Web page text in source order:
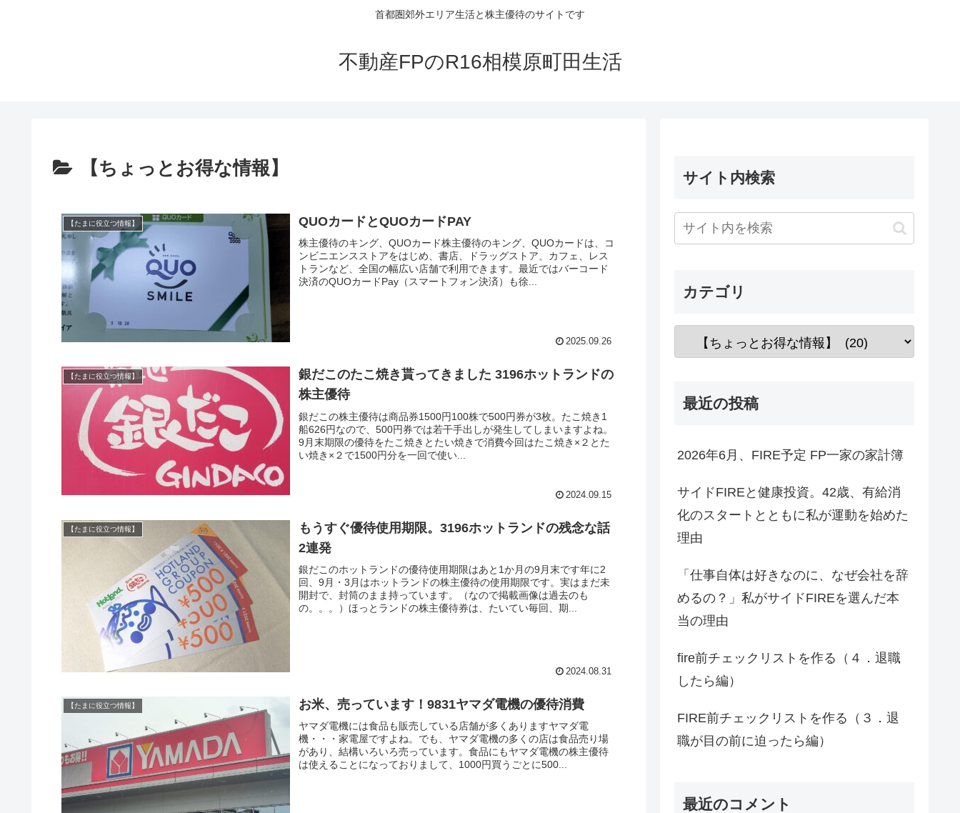
首都圏郊外エリア生活と株主優待のサイトです
不動産FPのR16相模原町田生活
【ちょっとお得な情報】
【たまに役立つ情報】 QUOカードとQUOカードPAY
株主優待のキング、QUOカード株主優待のキング、QUOカードは、コ
ンビニエンスストアをはじめ、書店、ドラッグストア、カフェ、レス
トランなど、全国の幅広い店舗で利用できます。最近ではバーコード
決済のQUOカードPay（スマートフォン決済）も徐...
2025.09.26
【たまに役立つ情報】
銀だこのたこ焼き貰ってきました 3196ホットランドの
株主優待
銀だこの株主優待は商品券1500円100株で500円券が3枚。たこ焼き1
船626円なので、500円券では若干手出しが発生してしまいますよね。
9月末期限の優待をたこ焼きとたい焼きで消費今回はたこ焼き×２とた
い焼き×２で1500円分を一回で使い...
2024.09.15
【たまに役立つ情報】
もうすぐ優待使用期限。3196ホットランドの残念な話
2連発
銀だこのホットランドの優待使用期限はあと1か月の9月末です年に2
回、9月・3月はホットランドの株主優待の使用期限です。実はまだ未
開封で、封筒のまま持っています。（なので掲載画像は過去のも
の。。。）ほっとランドの株主優待券は、たいてい毎回、期...
2024.08.31
【たまに役立つ情報】 お米、売っています！9831ヤマダ電機の優待消費
ヤマダ電機には食品も販売している店舗が多くありますヤマダ電
機・・・家電屋ですよね。でも、ヤマダ電機の多くの店は食品売り場
があり、結構いろいろ売っています。食品にもヤマダ電機の株主優待
は使えることになっておりまして、1000円買うごとに500...
サイト内検索
カテゴリ
最近の投稿
2026年6月、FIRE予定 FP一家の家計簿
サイドFIREと健康投資。42歳、有給消
化のスタートとともに私が運動を始めた
理由
「仕事自体は好きなのに、なぜ会社を辞
めるの？」私がサイドFIREを選んだ本
当の理由
fire前チェックリストを作る（４．退職
したら編）
FIRE前チェックリストを作る（３．退
職が目の前に迫ったら編）
最近のコメント